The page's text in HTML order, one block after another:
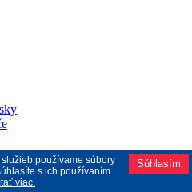
Súhlasím
používame súbory
s ich používaním.
viac.rúrky